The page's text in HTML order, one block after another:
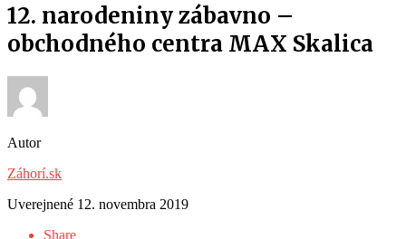
12. narodeniny zábavno –
obchodného centra MAX Skalica
Autor
Záhorí.sk
Uverejnené 12. novembra 2019
Share